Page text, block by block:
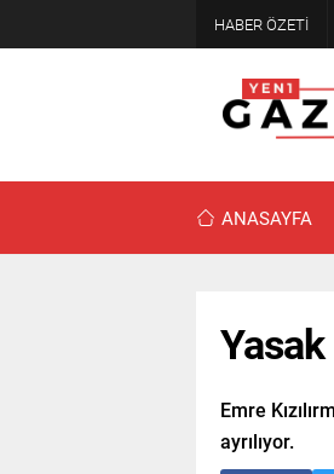
HABER ÖZETİ
ANASAYFA
Yasak
Emre
ayrılıyor.